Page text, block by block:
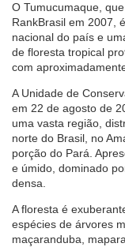
O Tumucumaque,
RankBrasil em 2007,
nacional do país e
de floresta tropical
com
A Unidade de
em 22 de agosto de
uma vasta região,
norte do Brasil, no
porção do Pará.
e úmido, dominado
densa.
A floresta é
espécies de árvores
maçaranduba,